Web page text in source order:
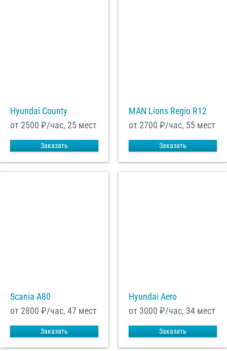
Hyundai County
от 2500 ₽/час, 25 мест
Заказать
MAN Lions Regio R12
от 2700 ₽/час, 55 мест
Заказать
Scania A80
от 2800 ₽/час, 47 мест
Заказать
Hyundai Aero
от 3000 ₽/час, 34 мест
Заказать